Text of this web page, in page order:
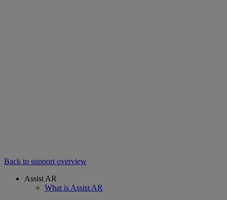
Back to support overview
Assist AR
What is Assist AR